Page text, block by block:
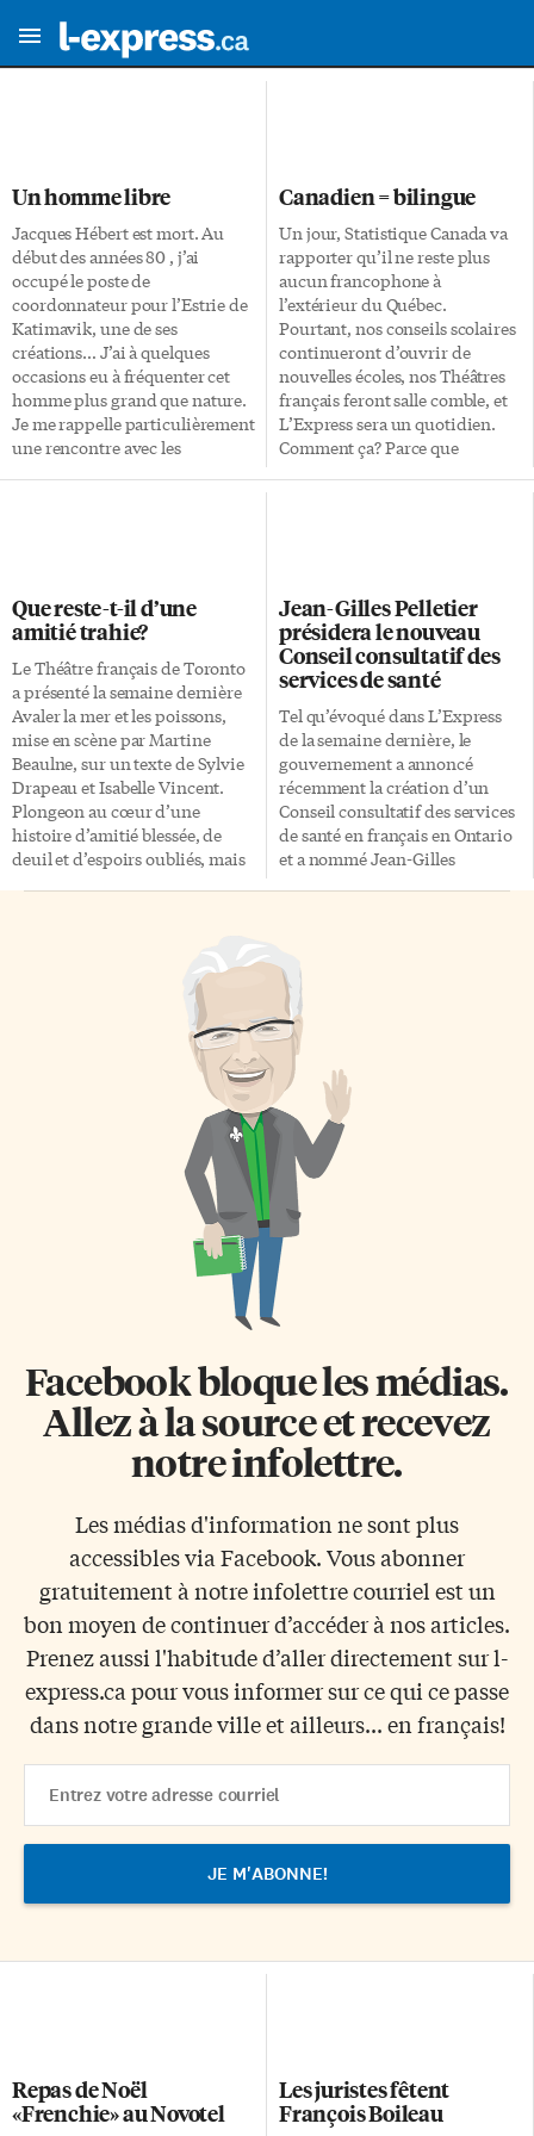
Un homme libre
Jacques Hébert est mort. Au
début des années 80 , j’ai
occupé le poste de
coordonnateur pour l’Estrie de
Katimavik, une de ses
créations… J’ai à quelques
occasions eu à fréquenter cet
homme plus grand que nature.
Je me rappelle particulièrement
une rencontre avec les
alternative jamais égalée au
Canada. Jacques Hébert par sa
simplicité et ses propos savait
se faire comprendre et, surtout,
écouter tous ceux qu’il côtoyait.
Du fermier au notable, […]
Canadien = bilingue
Un jour, Statistique Canada va
rapporter qu’il ne reste plus
aucun francophone à
l’extérieur du Québec.
Pourtant, nos conseils scolaires
continueront d’ouvrir de
nouvelles écoles, nos Théâtres
français feront salle comble, et
L’Express sera un quotidien.
Comment ça? Parce que
peuvent prétendre que le
français est leur première
langue parlée: nous travaillons
presque tous en anglais et notre
conjoint(e) est souvent
anglophone. Il y a un peu plus
d’anglophones au Québec (995
000) […]
Que reste-t-il d’une
amitié trahie?
Le Théâtre français de Toronto
a présenté la semaine dernière
Avaler la mer et les poissons,
mise en scène par Martine
Beaulne, sur un texte de Sylvie
Drapeau et Isabelle Vincent.
Plongeon au cœur d’une
histoire d’amitié blessée, de
deuil et d’espoirs oubliés, mais
Drapeau) sont amies depuis des
construite sur un équilibre
entre ces deux caractères
déterminée et volontaire,
engagée en politique et prête à
lutter pour ses idéaux, fait face
à Kiki, artiste peintre au
caractère plus effacé et qui […]
Jean-Gilles Pelletier
présidera le nouveau
Conseil consultatif des
services de santé
Tel qu’évoqué dans L’Express
de la semaine dernière, le
gouvernement a annoncé
récemment la création d’un
Conseil consultatif des services
de santé en français en Ontario
et a nommé Jean-Gilles
réactions d’organismes
francophones, notamment celle
de l’Assemblée de la
francophonie de l’Ontario
(AFO). Le porte-parole
politique de la francophonie
ontarienne s’est réjouit sans
réserve de cette annonce,
soulignant l’effort considérable
du gouvernement McGuinty
envers les exigences de la Loi de
2006 sur l’intégration du
système de santé local (LISSL)
Facebook bloque les médias.
Allez à la source et recevez
notre infolettre.
Les médias d'information ne sont plus
accessibles via Facebook. Vous abonner
gratuitement à notre infolettre courriel est un
bon moyen de continuer d’accéder à nos articles.
Prenez aussi l'habitude d’aller directement sur l-
express.ca pour vous informer sur ce qui ce passe
dans notre grande ville et ailleurs... en français!
Address
Repas de Noël
«Frenchie» au Novotel
Les juristes fêtent
François Boileau